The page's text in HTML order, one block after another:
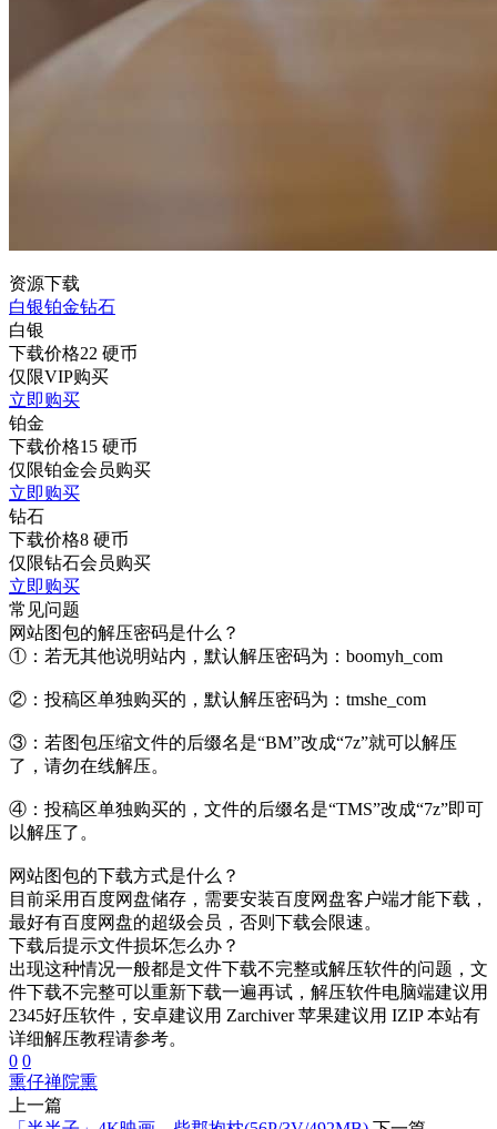
资源下载
白银铂金钻石
白银
下载价格22 硬币
仅限VIP购买
立即购买
铂金
下载价格15 硬币
仅限铂金会员购买
立即购买
钻石
下载价格8 硬币
仅限钻石会员购买
立即购买
常见问题
网站图包的解压密码是什么？
①：若无其他说明站内，默认解压密码为：boomyh_com
②：投稿区单独购买的，默认解压密码为：tmshe_com
③：若图包压缩文件的后缀名是“BM”改成“7z”就可以解压
了，请勿在线解压。
④：投稿区单独购买的，文件的后缀名是“TMS”改成“7z”即可
以解压了。
网站图包的下载方式是什么？
目前采用百度网盘储存，需要安装百度网盘客户端才能下载，
最好有百度网盘的超级会员，否则下载会限速。
下载后提示文件损坏怎么办？
出现这种情况一般都是文件下载不完整或解压软件的问题，文
件下载不完整可以重新下载一遍再试，解压软件电脑端建议用
2345好压软件，安卓建议用 Zarchiver 苹果建议用 IZIP 本站有
详细解压教程请参考。
0 0
熏仔禅院熏
上一篇